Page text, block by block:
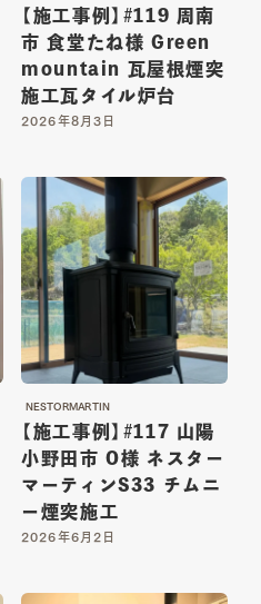
私たちについて
04
ITEM
MAGAZINE
読み物一覧
08
CONTACT
お問い合わせ
【施工事例】#119 周南
市 食堂たね様 Green
mountain 瓦屋根煙突
施工瓦タイル炉台
2026年8月3日
NESTORMARTIN
【施工事例】#117 山陽
小野田市 O様 ネスター
マーティンS33 チムニ
ー煙突施工
2026年6月2日